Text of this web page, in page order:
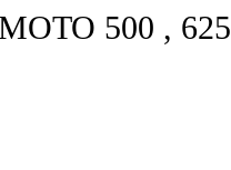
500 , 625